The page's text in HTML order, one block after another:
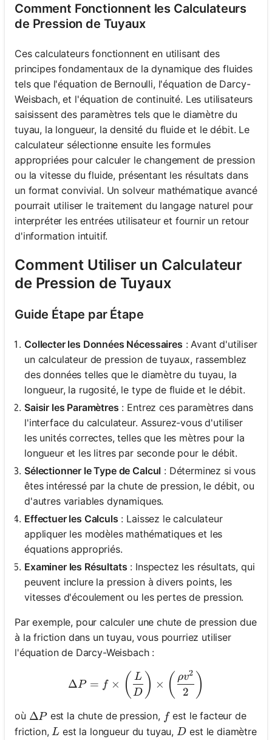
Comment Fonctionnent les Calculateurs
de Pression de Tuyaux
Ces calculateurs fonctionnent en utilisant des
principes fondamentaux de la dynamique des fluides
tels que l'équation de Bernoulli, l'équation de Darcy-
Weisbach, et l'équation de continuité. Les utilisateurs
saisissent des paramètres tels que le diamètre du
tuyau, la longueur, la densité du fluide et le débit. Le
calculateur sélectionne ensuite les formules
appropriées pour calculer le changement de pression
ou la vitesse du fluide, présentant les résultats dans
un format convivial. Un solveur mathématique avancé
pourrait utiliser le traitement du langage naturel pour
interpréter les entrées utilisateur et fournir un retour
d'information intuitif.
Comment Utiliser un Calculateur
de Pression de Tuyaux
Guide Étape par Étape
Collecter les Données Nécessaires : Avant d'utiliser
un calculateur de pression de tuyaux, rassemblez
des données telles que le diamètre du tuyau, la
longueur, la rugosité, le type de fluide et le débit.
Saisir les Paramètres : Entrez ces paramètres dans
l'interface du calculateur. Assurez-vous d'utiliser
les unités correctes, telles que les mètres pour la
longueur et les litres par seconde pour le débit.
Sélectionner le Type de Calcul : Déterminez si vous
êtes intéressé par la chute de pression, le débit, ou
d'autres variables dynamiques.
Effectuer les Calculs : Laissez le calculateur
appliquer les modèles mathématiques et les
équations appropriés.
Examiner les Résultats : Inspectez les résultats, qui
peuvent inclure la pression à divers points, les
vitesses d'écoulement ou les pertes de pression.
Par exemple, pour calculer une chute de pression due
à la friction dans un tuyau, vous pourriez utiliser
l'équation de Darcy-Weisbach :
\Delta P = f \times
ΔP = f × ( D
L ) × ( 2
ρv2 )
où \Delta P
ΔPest la chute de pression, ffest le facteur de
friction, L
L est la longueur du tuyau, D
D est le diamètre